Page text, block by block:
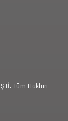
Tüm Hakları